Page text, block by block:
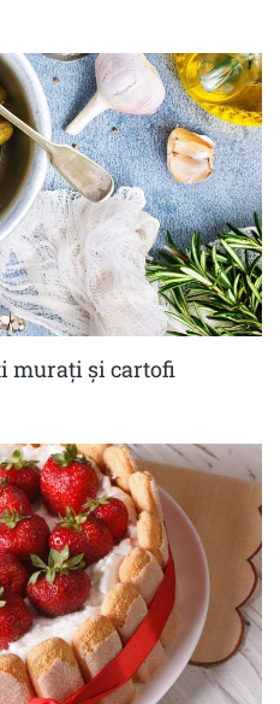
muraţi şi cartofi